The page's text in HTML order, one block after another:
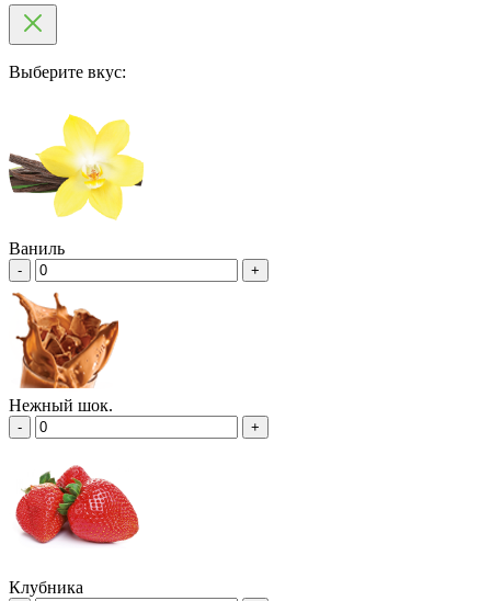
Выберите вкус:
Ваниль
- +
Нежный шок.
- +
Клубника